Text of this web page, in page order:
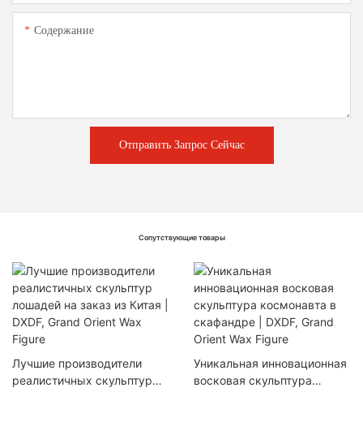
Содержание
Отправить Запрос Сейчас
Сопутствующие товары
Лучшие производители
реалистичных скульптур
Уникальная инновационная
восковая скульптура